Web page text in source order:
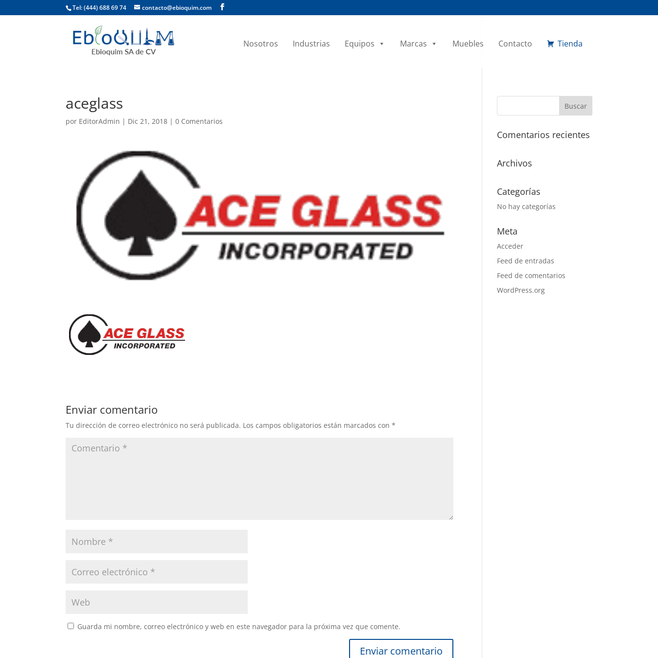
Tel: (444) 688 69 74 contacto@ebioquim.com
Nosotros Industrias Equipos Marcas Muebles Contacto Tienda
aceglass
por EditorAdmin | Dic 21, 2018 |0 Comentarios
Enviar comentario
Tu dirección de correo electrónico no será publicada. Los campos obligatorios están marcados con*
Guarda mi nombre, correo electrónico y web en este navegador para la próxima vez que comente.
Comentarios recientes
Archivos
Categorías
No hay categorías
Meta
Acceder
Feed de entradas
Feed de comentarios
WordPress.org